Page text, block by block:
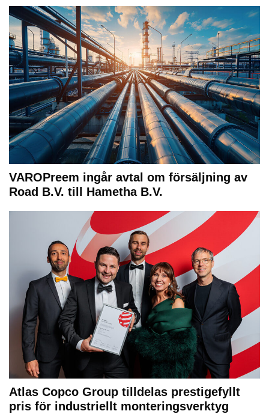
VAROPreem ingår avtal om försäljning av
Road B.V. till Hametha B.V.
Atlas Copco Group tilldelas prestigefyllt
pris för industriellt monteringsverktyg